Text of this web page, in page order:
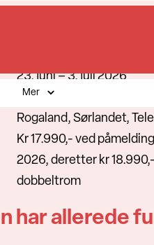
Mer
23. juni – 3. juli 2026
11
Rogaland, Sørlandet,
Kr 17.990,- ved
2026, deretter kr
dobbeltrom
har allerede